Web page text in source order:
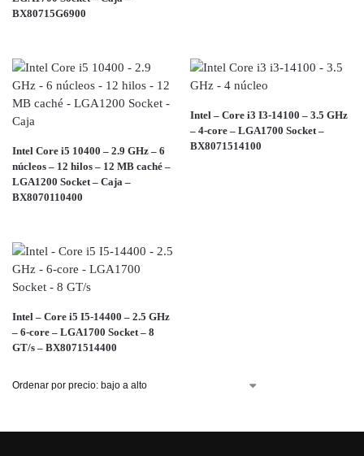
BX80715G6900
Intel Core i5 10400 – 2.9 GHz – 6
núcleos – 12 hilos – 12 MB caché –
LGA1200 Socket – Caja –
BX8070110400
Intel – Core i3 I3-14100 – 3.5 GHz
– 4-core – LGA1700 Socket –
BX8071514100
Intel – Core i5 I5-14400 – 2.5 GHz
– 6-core – LGA1700 Socket – 8
GT/s – BX8071514400